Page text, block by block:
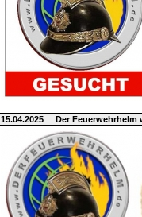
15.04.2025 Der